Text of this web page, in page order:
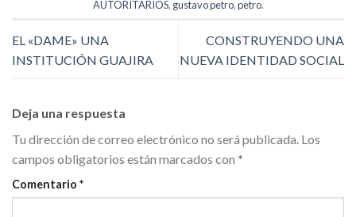
AUTORITARIOS, gustavo petro,petro.
EL «DAME» UNA
INSTITUCIÓN GUAJIRA
CONSTRUYENDO UNA
NUEVA IDENTIDAD SOCIAL
Deja una respuesta
Tu dirección de correo electrónico no será publicada. Los
campos obligatorios están marcados con *
Comentario *